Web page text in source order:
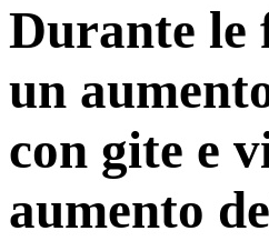
Durante le
un
con gite e
aumento